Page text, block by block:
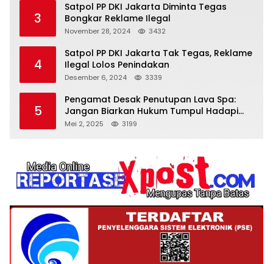
3
Satpol PP DKI Jakarta Diminta Tegas
Bongkar Reklame Ilegal
November 28, 2024 3432
4
Satpol PP DKI Jakarta Tak Tegas, Reklame
Ilegal Lolos Penindakan
Desember 6, 2024 3339
5
Pengamat Desak Penutupan Lava Spa:
Jangan Biarkan Hukum Tumpul Hadapi
‘Spa Berkedok
Mei 2, 2025 3199